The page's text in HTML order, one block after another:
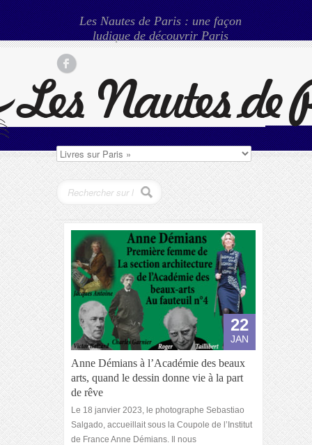
Les Nautes de Paris : une façon
ludique de découvrir Paris
22
JAN
Anne Démians à l’Académie des beaux
arts, quand le dessin donne vie à la part
de rêve
Le 18 janvier 2023, le photographe Sebastiao
Salgado, accueillait sous la Coupole de l’Institut
de France Anne Démians. Il nous